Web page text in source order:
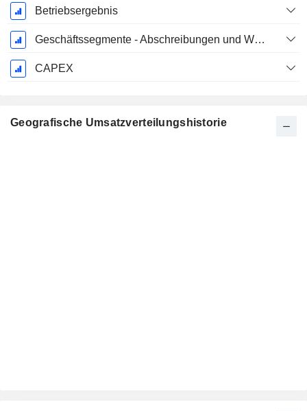
Betriebsergebnis
Geschäftssegmente - Abschreibungen und Wertminderungen
CAPEX
Geografische Umsatzverteilungshistorie